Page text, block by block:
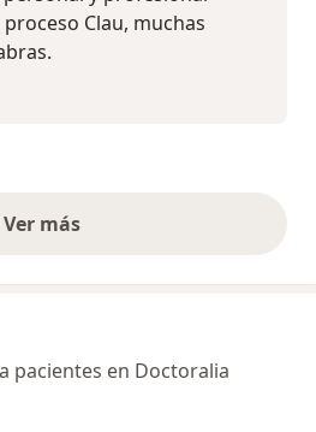
Clau, muchas
Ver másopiniones anteriores
pacientes en Doctoralia